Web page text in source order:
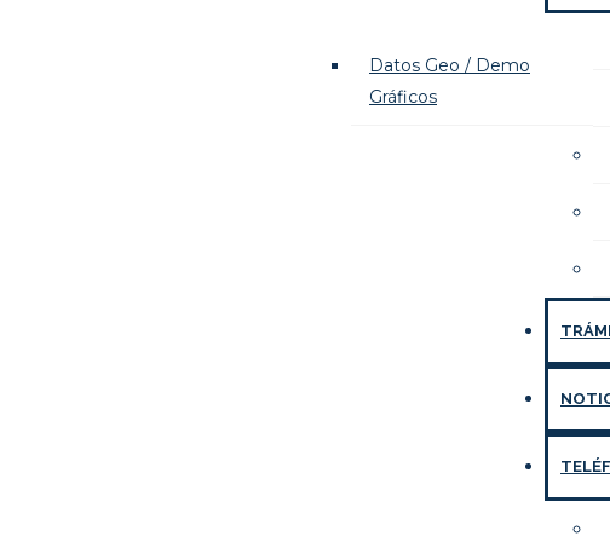
Datos Geo / Demo
Gráficos